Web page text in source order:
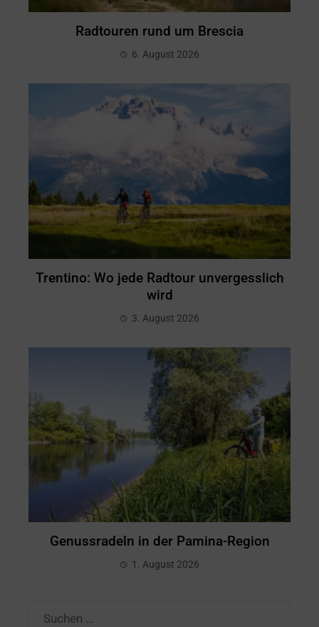
Radtouren rund um Brescia
6. August 2026
Trentino: Wo jede Radtour unvergesslich
wird
3. August 2026
Genussradeln in der Pamina-Region
1. August 2026